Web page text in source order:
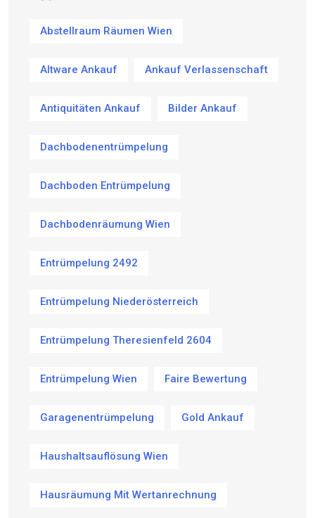
Abstellraum Räumen Wien
Altware Ankauf Ankauf Verlassenschaft
Antiquitäten Ankauf Bilder Ankauf
Dachbodenentrümpelung
Dachboden Entrümpelung
Dachbodenräumung Wien
Entrümpelung 2492
Entrümpelung Niederösterreich
Entrümpelung Theresienfeld 2604
Entrümpelung Wien Faire Bewertung
Garagenentrümpelung Gold Ankauf
Haushaltsauflösung Wien
Hausräumung Mit Wertanrechnung